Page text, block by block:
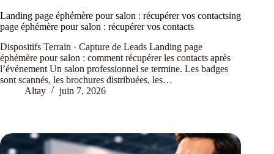
Landing page éphémère pour salon : récupérer vos contactsing
page éphémère pour salon : récupérer vos contacts
Dispositifs Terrain · Capture de Leads Landing page
éphémère pour salon : comment récupérer les contacts après
l’événement Un salon professionnel se termine. Les badges
sont scannés, les brochures distribuées, les…
Altay
juin 7, 2026